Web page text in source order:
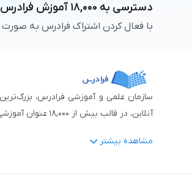
دسترسی به ۱۸,۰۰۰ آموزش فرادرس
با فعال کردن اشتراک فرادرس به
آنلاین، در قالب بیش از ۱۸,۰۰۰ عنوان آموزشی علمی، مهارتی و کاربردی، منتشر کرده‌است.
مشاهده بیشتر